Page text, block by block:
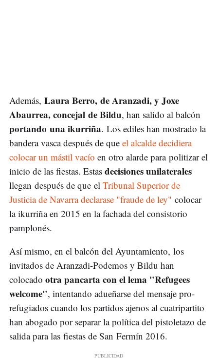
Además, Laura Berro, de Aranzadi, y Joxe
Abaurrea, concejal de Bildu, han salido al balcón
portando una ikurriña. Los ediles han mostrado la
bandera vasca después de que el alcalde decidiera
colocar un mástil vacío en otro alarde para politizar el
inicio de las fiestas. Estas decisiones unilaterales
llegan después de que el Tribunal Superior de
Justicia de Navarra declarase "fraude de ley" colocar
la ikurriña en 2015 en la fachada del consistorio
pamplonés.
Así mismo, en el balcón del Ayuntamiento, los
invitados de Aranzadi-Podemos y Bildu han
colocado otra pancarta con el lema "Refugees
welcome", intentando adueñarse del mensaje pro-
refugiados cuando los partidos ajenos al cuatripartito
han abogado por separar la política del pistoletazo de
salida para las fiestas de San Fermín 2016.